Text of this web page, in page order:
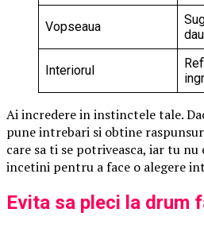
Vopseaua
Interiorul
Ai incredere in instinctele tale.
pune intrebari si obtine
care sa ti se potriveasca, iar tu
incetini pentru a face o alegere
Evita sa pleci la drum